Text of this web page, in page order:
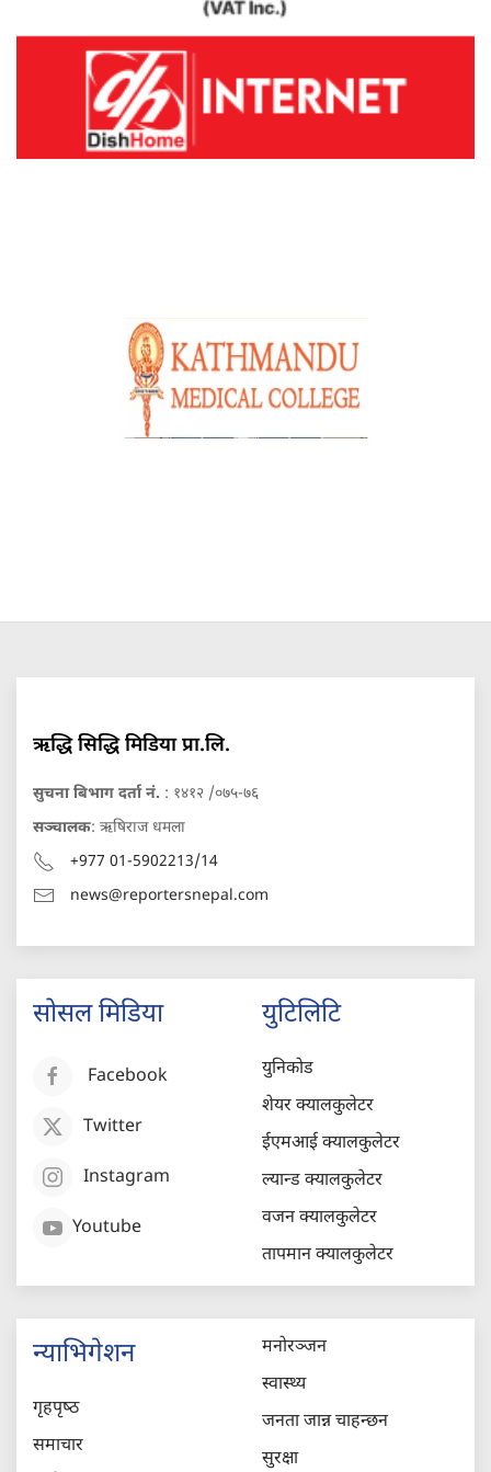
ऋद्धि सिद्धि मिडिया प्रा.लि.
सुचना बिभाग दर्ता नं. : १४१२ /०७५-७६
सञ्चालक: ऋषिराज धमला
+977 01-5902213/14
news@reportersnepal.com
सोसल मिडिया
Facebook
Twitter
Instagram
Youtube
युटिलिटि
युनिकोड
शेयर क्यालकुलेटर
ईएमआई क्यालकुलेटर
ल्यान्ड क्यालकुलेटर
वजन क्यालकुलेटर
तापमान क्यालकुलेटर
न्याभिगेशन
गृहपृष्‍ठ
समाचार
मनोरञ्जन
स्वास्थ्य
जनता जान्न चाहन्छन
सुरक्षा